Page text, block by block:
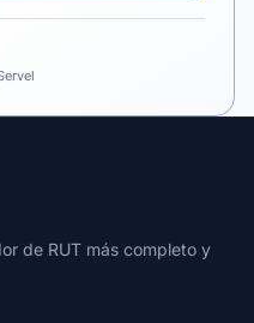
de RUT más completo y